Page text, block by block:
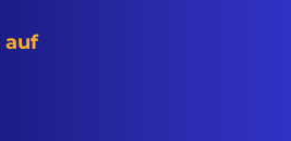
auf